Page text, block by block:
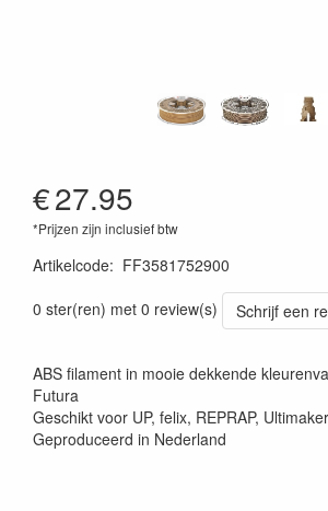
€27.95
*Prijzen zijn inclusief btw
Artikelcode: FF3581752900
0 ster(ren) met 0 review(s)
Schrijf een
ABS filament in mooie dekkende
Futura
Geschikt voor UP, felix, REPRAP,
Geproduceerd in Nederland